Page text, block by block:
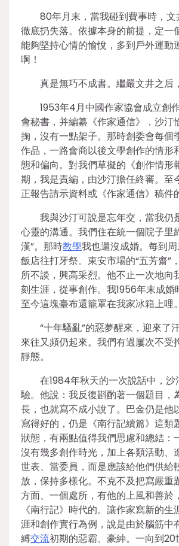
80年月末，當我碰到費事時，
徹底扔失落。依據本身的前提，定
能夠堅持心情的愉悅，多到戶外運
啊！
真是無巧不成書。繼嚴文井之后
1953年4月中國作家協會成立創
會秘書，并編纂《作家通信》，沙
掬，沒有一點架子。那時創委會每
作品，一路會商以後文學創作的情
態和偏向。對我們草擬的《創作情形
期，我是責編，由沙汀擔任終審。
正報告請示資料或《作家通信》稿件
我與沙汀可說是忘年交，當我仍
心靈的溝通。我們住在統一個院子里
漢”。那時教學我也還沒成婚。每到
飯店往打牙祭。東安市場的“五芳齋”
所不談，興高采烈。他不止一次地
刻生涯，從事創作。我1956年末成
至今這塊臺布還籠罩在我家冰箱上哩。
“十年騷亂”的惡夢醒來，迎來
來往又頻仍起來。我們有過屢次不受
靜態。
在1984年秋天的一次說話中，
驗。他說：我反復斟酌著一個題目
長，也就寫不成小說了。巴金仍是
寫得好的，仍是《南行記續篇》這
狀態，有兩點值得我們思慮和總結：
沒有幾多創作時光，加上各類活動
世表、當委員，而是應該給他們供
放，保持多樣化。不克不及把寫嚴
方面、一個處所，有他的上風和善
《南行記》時代的。讓作家寫新的
涯和創作實行為例，說是由於腦筋
縛交流初期的惡霸、豪紳。一向到20